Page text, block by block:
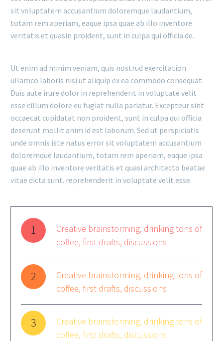
sit voluptatem accusantium doloremque laudantium,
totam rem aperiam, eaque ipsa quae ab illo inventore
veritatis et quasin proident, sunt in culpa qui officia de.
Ut enim ad minim veniam, quis nostrud exercitation
ullamco laboris nisi ut aliquip ex ea commodo consequat.
Duis aute irure dolor in reprehenderit in voluptate velit
esse cillum dolore eu fugiat nulla pariatur. Excepteur sint
occaecat cupidatat non proident, sunt in culpa qui officia
deserunt mollit anim id est laborum. Sed ut perspiciatis
unde omnis iste natus error sit voluptatem accusantium
doloremque laudantium, totam rem aperiam, eaque ipsa
quae ab illo inventore veritatis et quasi architecto beatae
vitae dicta sunt. reprehenderit in voluptate velit esse.
1
Creative brainstorming, drinking tons of
coffee, first drafts, discussions
2
Creative brainstorming, drinking tons of
coffee, first drafts, discussions
3
Creative brainstorming, drinking tons of
coffee, first drafts, discussions